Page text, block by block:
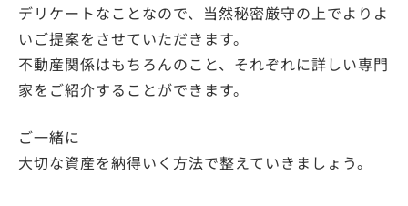
デリケートなことなので、当然秘密厳守の上でよりよ
いご提案をさせていただきます。
不動産関係はもちろんのこと、それぞれに詳しい専門
家をご紹介することができます。
ご一緒に
大切な資産を納得いく方法で整えていきましょう。